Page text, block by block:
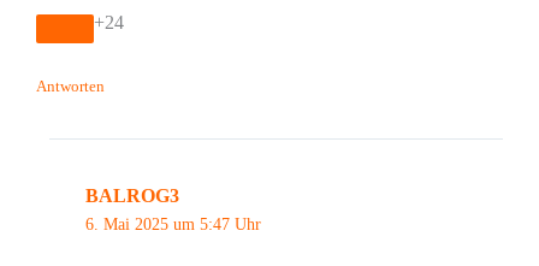
+24
Antworten
BALROG3
6. Mai 2025 um 5:47 Uhr